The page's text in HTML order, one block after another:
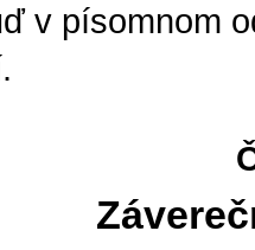
v písomnom